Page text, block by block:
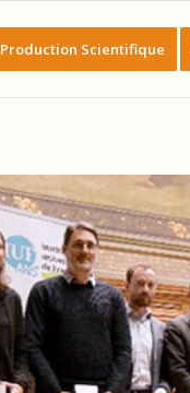
Production Scientifique